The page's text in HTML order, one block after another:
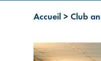
Accueil > Club